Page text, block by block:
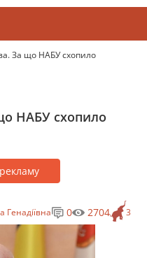
За що НАБУ схопило
НАБУ схопило
3
0 2704